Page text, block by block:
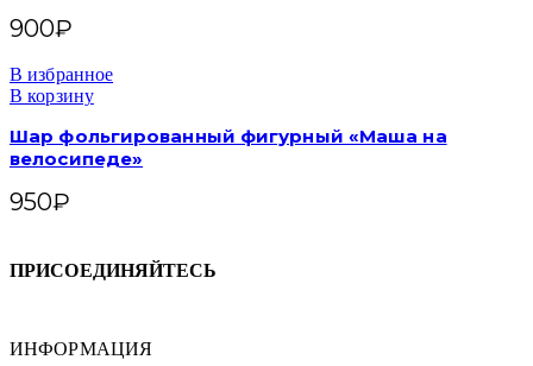
900₽
В избранное
В корзину
Шар фольгированный фигурный «Маша на
велосипеде»
950₽
ПРИСОЕДИНЯЙТЕСЬ
ИНФОРМАЦИЯ